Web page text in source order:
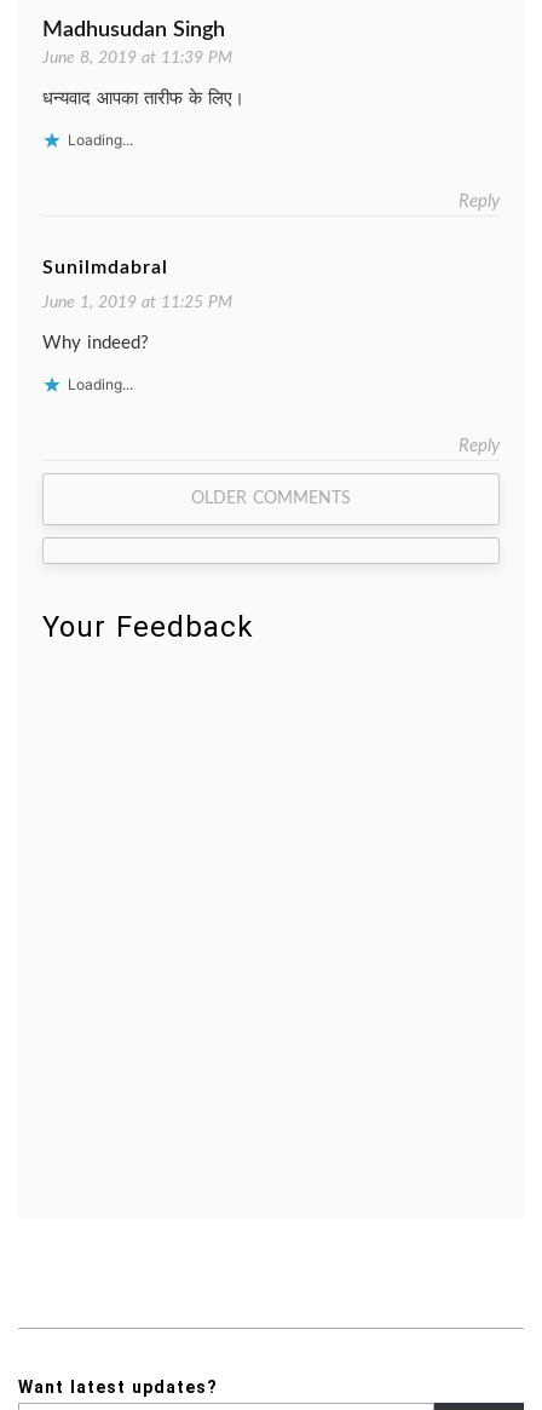
Madhusudan Singh
June 8, 2019 at 11:39 PM
धन्यवाद आपका तारीफ के लिए।
Loading...
Reply
Sunilmdabral
June 1, 2019 at 11:25 PM
Why indeed?
Loading...
Reply
Comment
navigation
OLDER COMMENTS
Your Feedback
Want latest updates?